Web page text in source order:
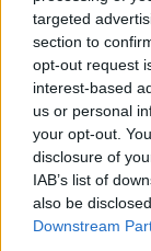
targeted
section to
opt-out request
interest-based
us or personal
your opt-out.
disclosure of
IAB’s list of
also be
Downstream
Con questa
completa e
tecnologia,
Condividi questo